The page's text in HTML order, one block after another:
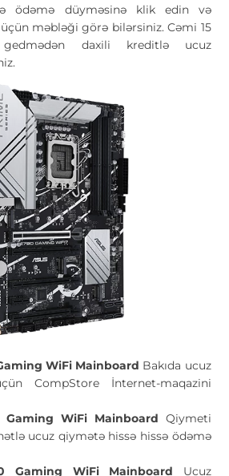
ödəmə düyməsinə klik edin və
üçün məbləği görə bilərsiniz. Cəmi 15
daxili kreditlə ucuz
WiFi Mainboard Bakıda ucuz
CompStore İnternet-maqazini
Gaming WiFi Mainboard Qiymeti
ucuz qiymətə hissə hissə ödəmə
Gaming WiFi Mainboard Ucuz